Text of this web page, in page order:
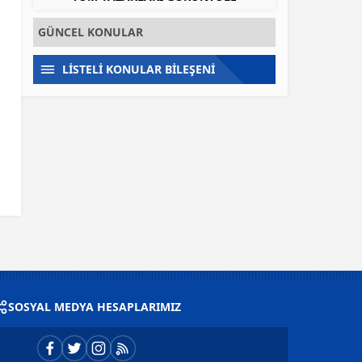
GÜNCEL KONULAR
LİSTELİ KONULAR BİLEŞENİ
SOSYAL MEDYA HESAPLARIMIZ